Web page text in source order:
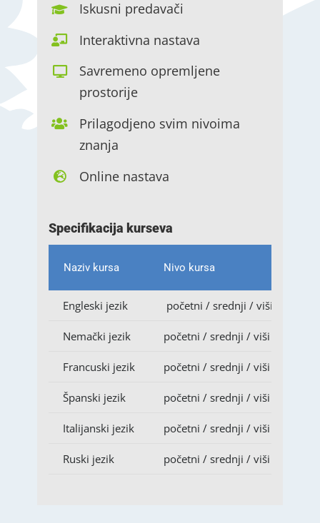
Iskusni predavači
Interaktivna nastava
Savremeno opremljene
prostorije
Prilagodjeno svim nivoima
znanja
Online nastava
Specifikacija kurseva
Naziv kursa Nivo kursa
Engleski jezik početni / srednji / viši
Nemački jezik početni / srednji / viši
Francuski jezik početni / srednji / viši
Španski jezik početni / srednji / viši
Italijanski jezik početni / srednji / viši
Ruski jezik početni / srednji / viši